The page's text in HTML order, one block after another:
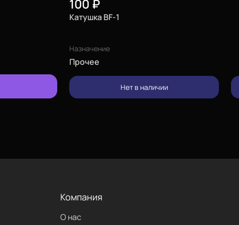
100 ₽
Катушка BF-1
Назначение
Прочее
Нет в наличии
Компания
О нас
позвонить